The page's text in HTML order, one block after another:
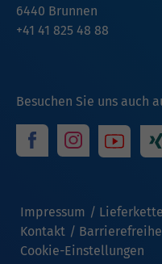
Besuchen Sie uns auch
Impressum
Kontakt
Cookie-Einstellungen
6440 Brunnen
+41 41 825 48 88